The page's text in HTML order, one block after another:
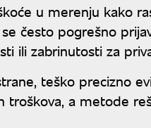
u merenju kako
često pogrešno
ili zabrinutosti za
teško precizno
troškova, a metode